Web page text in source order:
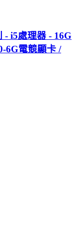
- i5處理器 - 16G
6G電競顯卡 /